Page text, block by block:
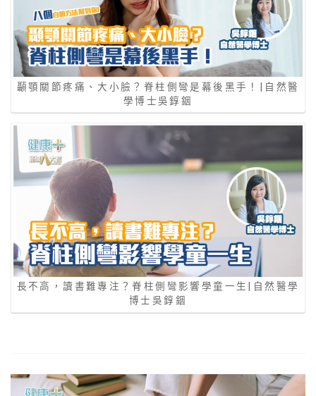
顳顎關節疼痛、大小臉？脊柱側彎是幕後黑手！|自然醫
學博士吳錞銦
長不高，讀書難專注？脊柱側彎影響學童一生|自然醫學
博士吳錞銦